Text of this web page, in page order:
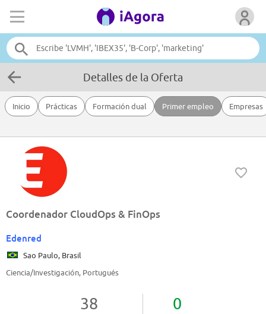
Detalles de la Oferta
Inicio Prácticas Formación dual Primer empleo Empresas
Coordenador CloudOps & FinOps
Edenred
Sao Paulo, Brasil
Ciencia/Investigación, Portugués
38 0